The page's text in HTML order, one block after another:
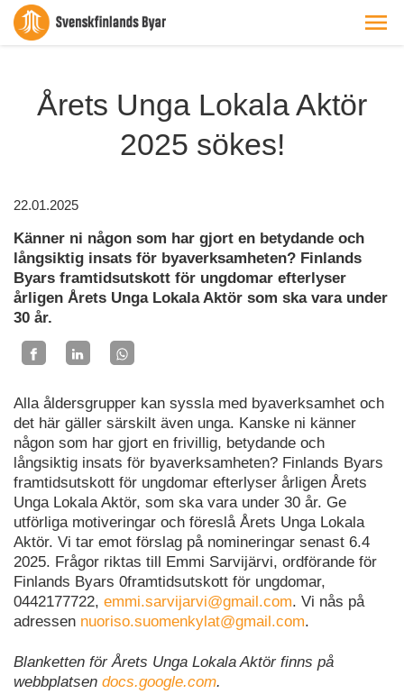
Årets Unga Lokala Aktör
2025 sökes!
22.01.2025
Känner ni någon som har gjort en betydande och
långsiktig insats för byaverksamheten? Finlands
Byars framtidsutskott för ungdomar efterlyser
årligen Årets Unga Lokala Aktör som ska vara under
30 år.
Alla åldersgrupper kan syssla med byaverksamhet och
det här gäller särskilt även unga. Kanske ni känner
någon som har gjort en frivillig, betydande och
långsiktig insats för byaverksamheten? Finlands Byars
framtidsutskott för ungdomar efterlyser årligen Årets
Unga Lokala Aktör, som ska vara under 30 år. Ge
utförliga motiveringar och föreslå Årets Unga Lokala
Aktör. Vi tar emot förslag på nomineringar senast 6.4
2025. Frågor riktas till Emmi Sarvijärvi, ordförande för
Finlands Byars 0framtidsutskott för ungdomar,
0442177722, emmi.sarvijarvi@gmail.com. Vi nås på
adressen nuoriso.suomenkylat@gmail.com.
Blanketten för Årets Unga Lokala Aktör finns på
webbplatsen docs.google.com.